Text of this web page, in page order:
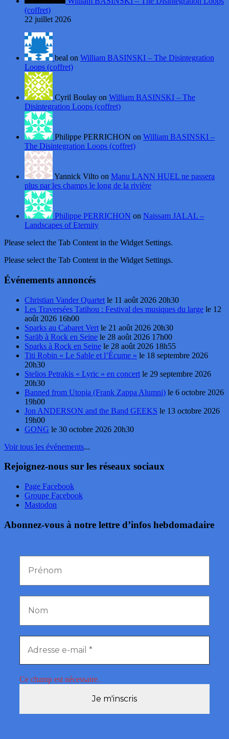
(coffret)
22 juillet 2026
beal on William BASINSKI – The Disintegration
Loops (coffret)
Cyril Boulay on William BASINSKI – The
Disintegration Loops (coffret)
Philippe PERRICHON on William BASINSKI –
The Disintegration Loops (coffret)
Yannick Vilto on Manu LANN HUEL ne passera
plus par les champs le long de la rivière
Philippe PERRICHON on Naissam JALAL –
Landscapes of Eternity
Please select the Tab Content in the Widget Settings.
Please select the Tab Content in the Widget Settings.
Événements annoncés
Christian Vander Quartet le 11 août 2026 20h30
Les Traversées Tatihou : Festival des musiques du large le 12
août 2026 16h00
Sparks au Cabaret Vert le 21 août 2026 20h30
Sarāb à Rock en Seine le 28 août 2026 17h00
Sparks à Rock en Seine le 28 août 2026 18h55
Titi Robin « Le Sable et l’Écume » le 18 septembre 2026
20h30
Stelios Petrakis « Lyric » en concert le 29 septembre 2026
20h30
Banned from Utopia (Frank Zappa Alumni) le 6 octobre 2026
19h00
Jon ANDERSON and the Band GEEKS le 13 octobre 2026
19h00
GONG le 30 octobre 2026 20h30
Voir tous les événements...
Rejoignez-nous sur les réseaux sociaux
Page Facebook
Groupe Facebook
Mastodon
Abonnez-vous à notre lettre d’infos hebdomadaire
Ce champ est nécessaire.